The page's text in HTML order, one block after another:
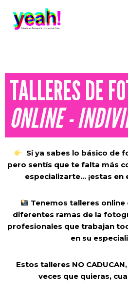
Saltar
TALLERES DE
ONLINE -
Si ya sabes lo básico de
pero sentís que te falta más
especializarte… ¡estas
Tenemos talleres
diferentes ramas de la
profesionales que trabajan
en su
Estos talleres NO
veces que quieras,